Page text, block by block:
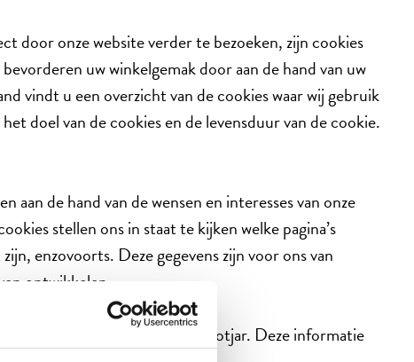
door onze website verder te bezoeken, zijn cookies
uw winkelgemak door aan de hand van uw
vindt u een overzicht van de cookies waar wij gebruik
doel van de cookies en de levensduur van de cookie.
de hand van de wensen en interesses van onze
stellen ons in staat te kijken welke pagina’s
enzovoorts. Deze gegevens zijn voor ons van
ontwikkelen.
Analytics, Optimizely en Hotjar. Deze informatie